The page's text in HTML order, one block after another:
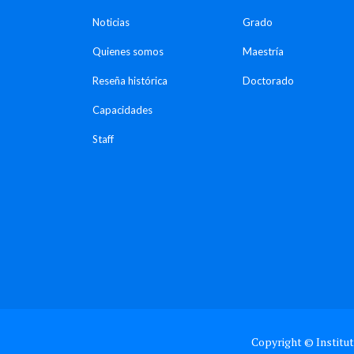
Noticias
Quienes somos
Reseña histórica
Capacidades
Staff
Grado
Maestría
Doctorado
Copyright ©